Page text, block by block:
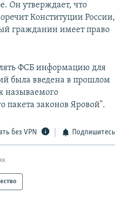
Он утверждает, что
Конституции России,
гражданин имеет право
ФСБ информацию для
была введена в прошлом
называемого
пакета законов Яровой".
без VPN Подпишитесь